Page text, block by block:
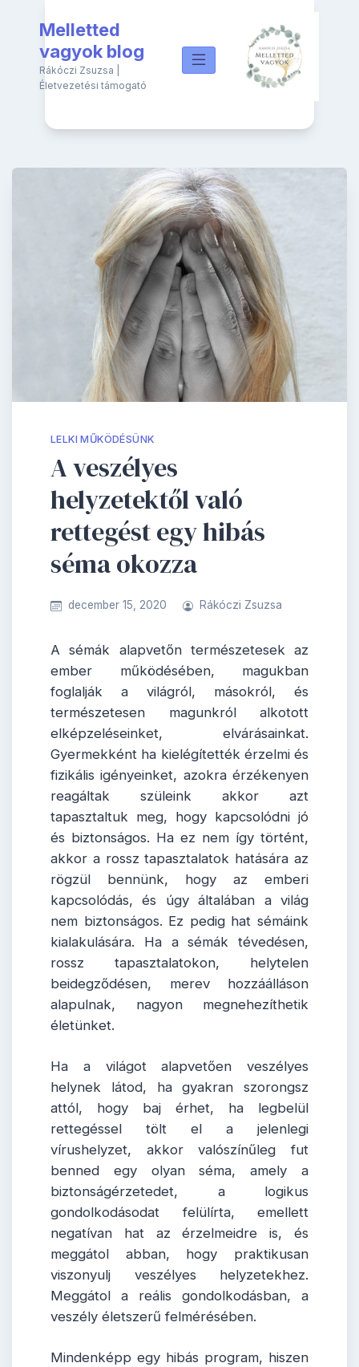
content
Melletted
vagyok blog
Rákóczi Zsuzsa |
Életvezetési támogató
LELKI MŰKÖDÉSÜNK
A veszélyes
helyzetektől való
rettegést egy hibás
séma okozza
december 15, 2020 Rákóczi Zsuzsa
A sémák alapvetőn természetesek az
ember működésében, magukban
foglalják a világról, másokról, és
természetesen magunkról alkotott
elképzeléseinket, elvárásainkat.
Gyermekként ha kielégítették érzelmi és
fizikális igényeinket, azokra érzékenyen
reagáltak szüleink akkor azt
tapasztaltuk meg, hogy kapcsolódni jó
és biztonságos. Ha ez nem így történt,
akkor a rossz tapasztalatok hatására az
rögzül bennünk, hogy az emberi
kapcsolódás, és úgy általában a világ
nem biztonságos. Ez pedig hat sémáink
kialakulására. Ha a sémák tévedésen,
rossz tapasztalatokon, helytelen
beidegződésen, merev hozzáálláson
alapulnak, nagyon megnehezíthetik
életünket.
Ha a világot alapvetően veszélyes
helynek látod, ha gyakran szorongsz
attól, hogy baj érhet, ha legbelül
rettegéssel tölt el a jelenlegi
vírushelyzet, akkor valószínűleg fut
benned egy olyan séma, amely a
biztonságérzetedet, a logikus
gondolkodásodat felülírta, emellett
negatívan hat az érzelmeidre is, és
meggátol abban, hogy praktikusan
viszonyulj veszélyes helyzetekhez.
Meggátol a reális gondolkodásban, a
veszély életszerű felmérésében.
Mindenképp egy hibás program, hiszen